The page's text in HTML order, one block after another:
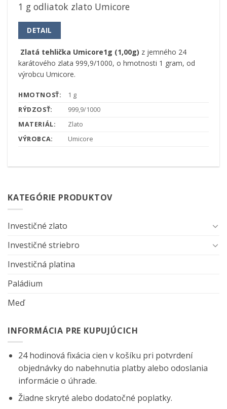
1 g odliatok zlato Umicore
DETAIL
Zlatá tehlička Umicore1g (1,00g) z jemného 24
karátového zlata 999,9/1000, o hmotnosti 1 gram, od
výrobcu Umicore.
HMOTNOSŤ:
1 g
RÝDZOSŤ:
999,9/1000
MATERIÁL:
Zlato
VÝROBCA:
Umicore
KATEGÓRIE PRODUKTOV
Investičné zlato
Investičné striebro
Investičná platina
Paládium
Meď
INFORMÁCIA PRE KUPUJÚCICH
24 hodinová fixácia cien v košíku pri potvrdení
objednávky do nabehnutia platby alebo odoslania
informácie o úhrade.
Žiadne skryté alebo dodatočné poplatky.